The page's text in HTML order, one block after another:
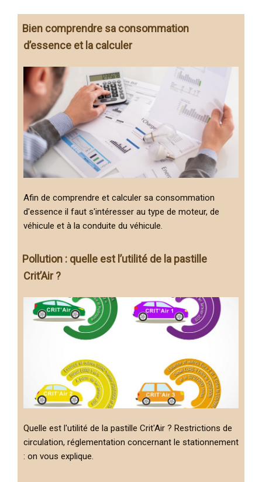
Bien comprendre sa consommation
d’essence et la calculer
Afin de comprendre et calculer sa consommation
d'essence il faut s'intéresser au type de moteur, de
véhicule et à la conduite du véhicule.
Pollution : quelle est l’utilité de la pastille
Crit’Air ?
Quelle est l'utilité de la pastille Crit'Air ? Restrictions de
circulation, réglementation concernant le stationnement
: on vous explique.